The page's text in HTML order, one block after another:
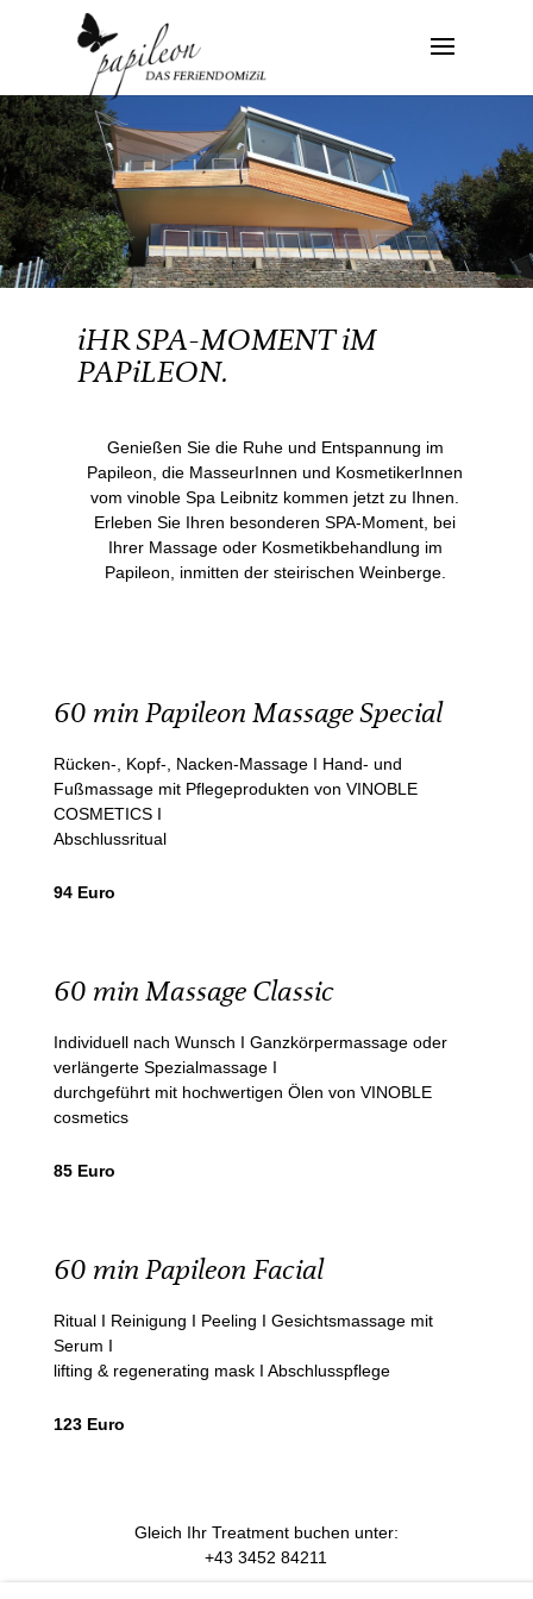
iHR SPA-MOMENT iM
PAPiLEON.
Genießen Sie die Ruhe und Entspannung im
Papileon, die MasseurInnen und KosmetikerInnen
vom vinoble Spa Leibnitz kommen jetzt zu Ihnen.
Erleben Sie Ihren besonderen SPA-Moment, bei
Ihrer Massage oder Kosmetikbehandlung im
Papileon, inmitten der steirischen Weinberge.
60 min Papileon Massage Special
Rücken-, Kopf-, Nacken-Massage I Hand- und
Fußmassage mit Pflegeprodukten von VINOBLE
COSMETICS I
Abschlussritual
94 Euro
60 min Massage Classic
Individuell nach Wunsch I Ganzkörpermassage oder
verlängerte Spezialmassage I
durchgeführt mit hochwertigen Ölen von VINOBLE
cosmetics
85 Euro
60 min Papileon Facial
Ritual I Reinigung I Peeling I Gesichtsmassage mit
Serum I
lifting & regenerating mask I Abschlusspflege
123 Euro
Gleich Ihr Treatment buchen unter:
+43 3452 84211